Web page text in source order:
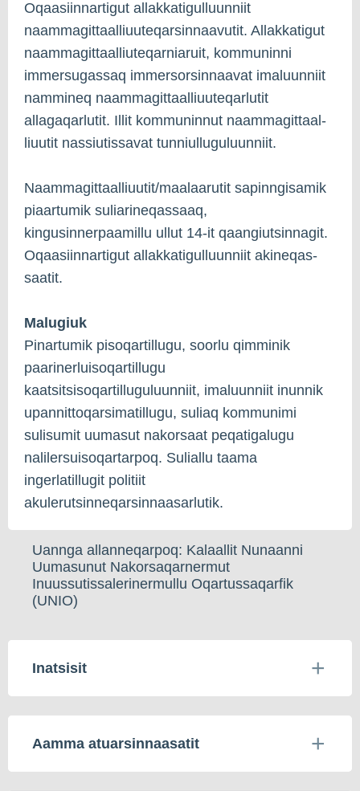
Oqaasiinnartigut allakkatigulluunniit
naammagittaalliuuteqarsinnaavutit. Allakkatigut
naammagittaalliuteqarniaru­it, kommuninni
immersugassaq immersorsinnaavat imaluunniit
nammineq naammagittaalliuuteqarlutit
allagaqarlutit. Illit kommuninnut naammagittaal­
liuutit nassiutissavat tunniulluguluunniit.
Naammagittaalliuutit/maalaarutit sapinngisamik
piaartumik suliarineqassaaq,
kingusinnerpaamillu ullut 14-it qaangiutsinnagit.
Oqaasiinnartigut allakkatigulluunniit akineqas­
saatit.
Malugiuk
Pinartumik pisoqartillugu, soorlu qimminik
paarinerluisoqartillugu
kaatsitsisoqartilluguluunniit, imaluunniit inunnik
upannittoqarsimatillugu, suliaq kommunimi
sulisumit uuma­sut nakorsaat peqatigalugu
nalilersuisoqartarpoq. Suliallu taama
ingerlatillugit politiit
akulerutsinneqarsinnaasarlutik.
Uannga allanneqarpoq: Kalaallit Nunaanni
Uumasunut Nakorsaqarnermut
Inuussutissalerinermullu Oqartussaqarfik
(UNIO)
Inatsisit
Aamma atuarsinnaasatit